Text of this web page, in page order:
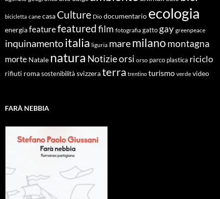
bicicletta cane casa Culture Dio documentario ecologia
energiafeaturefeaturedfilm fotografia gatto gay greenpeace
inquinamentoitalia liguria maremilano montagna
morte Natale natura Notizieorsi orso parco plastica riciclo
rifiuti roma sostenibilità svizzeraterra trentino turismo verde video
FARÀ NEBBIA